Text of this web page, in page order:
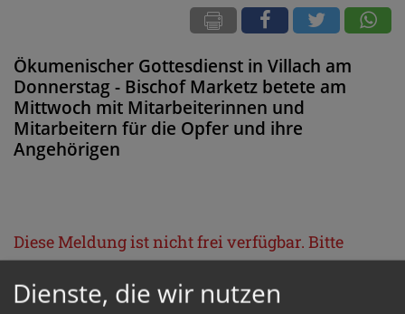
Ökumenischer Gottesdienst in Villach am
Donnerstag - Bischof Marketz betete am
Mittwoch mit Mitarbeiterinnen und
Mitarbeitern für die Opfer und ihre
Angehörigen
Diese Meldung ist nicht frei verfügbar. Bitte
ProduktKathpress_online.
Dienste, die wir nutzen